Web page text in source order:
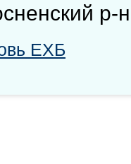
р-
ЕХБ